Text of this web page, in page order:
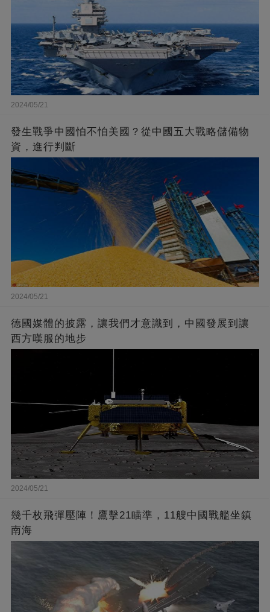
2024/05/21
發生戰爭中國怕不怕美國？從中國五大戰略儲備物
資，進行判斷
2024/05/21
德國媒體的披露，讓我們才意識到，中國發展到讓
西方嘆服的地步
2024/05/21
幾千枚飛彈壓陣！鷹擊21瞄準，11艘中國戰艦坐鎮
南海